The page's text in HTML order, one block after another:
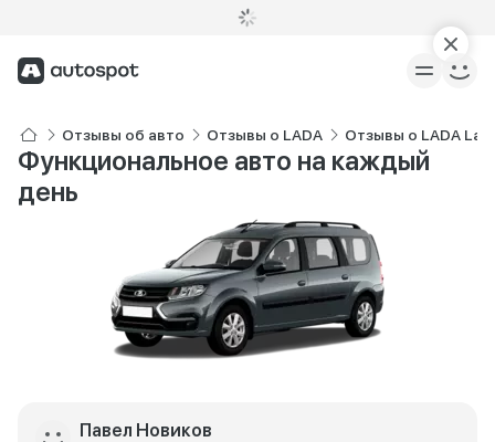
Отзывы об авто Отзывы о LADA Отзывы о LADA
Функциональное авто на каждый
день
Павел Новиков